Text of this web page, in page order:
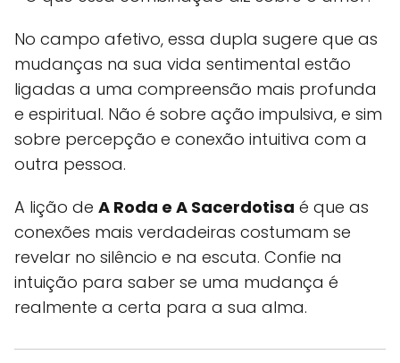
No campo afetivo, essa dupla sugere que as
mudanças na sua vida sentimental estão
ligadas a uma compreensão mais profunda
e espiritual. Não é sobre ação impulsiva, e sim
sobre percepção e conexão intuitiva com a
outra pessoa.
A lição de A Roda e A Sacerdotisa é que as
conexões mais verdadeiras costumam se
revelar no silêncio e na escuta. Confie na
intuição para saber se uma mudança é
realmente a certa para a sua alma.